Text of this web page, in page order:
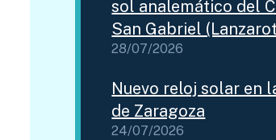
sol analemático del
San Gabriel
28/07/2026
Nuevo reloj solar en
de Zaragoza
24/07/2026